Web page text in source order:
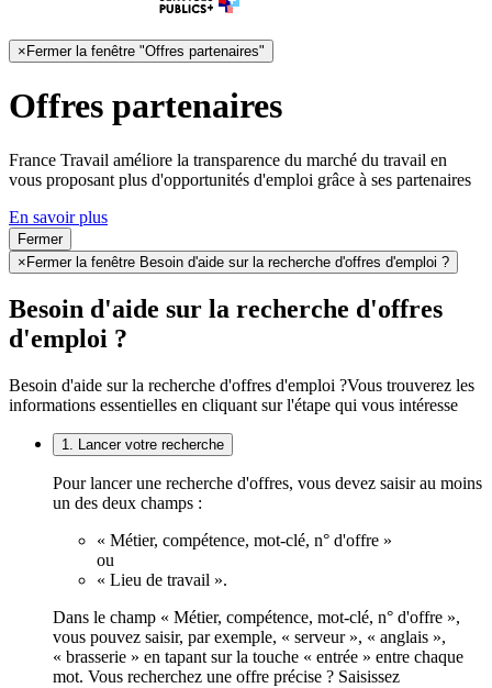
×Fermer la fenêtre "Offres partenaires"
Offres partenaires
France Travail améliore la transparence du marché du travail en
vous proposant plus d'opportunités d'emploi grâce à ses partenaires
En savoir plus
Fermer
×Fermer la fenêtre Besoin d'aide sur la recherche d'offres d'emploi ?
Besoin d'aide sur la recherche d'offres
d'emploi ?
Besoin d'aide sur la recherche d'offres d'emploi ?Vous trouverez les
informations essentielles en cliquant sur l'étape qui vous intéresse
1. Lancer votre recherche
Pour lancer une recherche d'offres, vous devez saisir au moins
un des deux champs :
« Métier, compétence, mot-clé, n° d'offre »
ou
« Lieu de travail ».
Dans le champ « Métier, compétence, mot-clé, n° d'offre »,
vous pouvez saisir, par exemple, « serveur », « anglais »,
« brasserie » en tapant sur la touche « entrée » entre chaque
mot. Vous recherchez une offre précise ? Saisissez